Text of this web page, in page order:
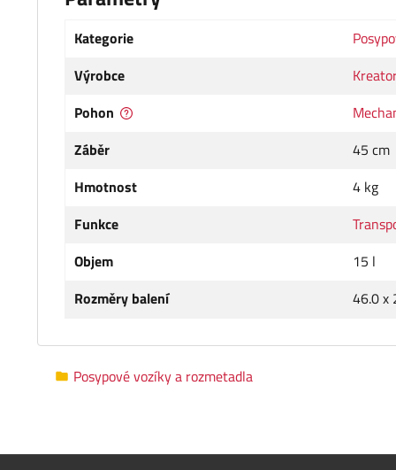
Kategorie
Výrobce
Pohon
Záběr
45 cm
Hmotnost
4 kg
Funkce
Objem
15 l
Rozměry balení
46.0 x
Posypové vozíky a rozmetadla